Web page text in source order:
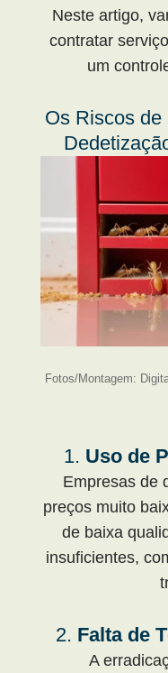
Neste artigo,
contratar
um
Os Riscos
Fotos/Montagem:
1. Uso de
Empresas de
preços muito
de baixa
insuficientes,
2. Falta de
A